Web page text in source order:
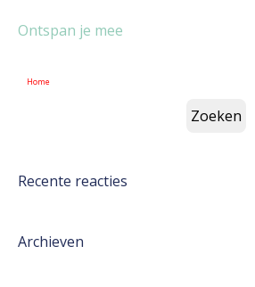
Ontspan je mee
Home
Recente reacties
Archieven